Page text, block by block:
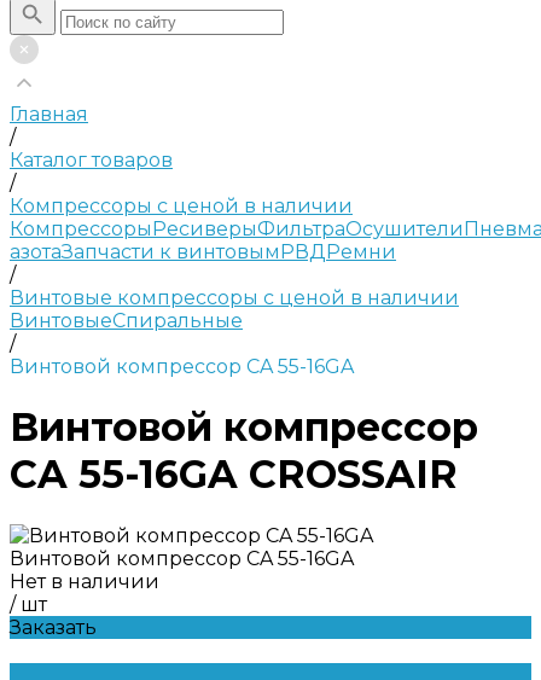
Главная
/
Каталог товаров
/
Компрессоры с ценой в наличии
КомпрессорыРесиверыФильтраОсушители
азотаЗапчасти к винтовымРВДРемни
/
Винтовые компрессоры с ценой в наличии
ВинтовыеСпиральные
/
Винтовой компрессор CA 55-16GA
Винтовой компрессор
CA 55-16GA CROSSAIR
Винтовой компрессор CA 55-16GA
Нет в наличии
/ шт
Заказать